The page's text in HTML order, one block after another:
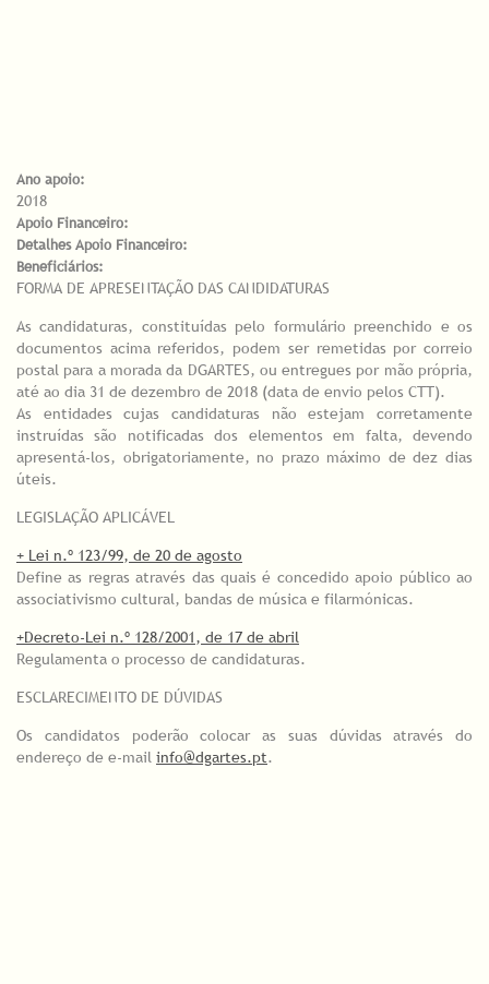
Ano apoio:
2018
Apoio Financeiro:
Detalhes Apoio Financeiro:
Beneficiários:
FORMA DE APRESENTAÇÃO DAS CANDIDATURAS
As candidaturas, constituídas pelo formulário preenchido e os
documentos acima referidos, podem ser remetidas por correio
postal para a morada da DGARTES, ou entregues por mão própria,
até ao dia 31 de dezembro de 2018 (data de envio pelos CTT).
As entidades cujas candidaturas não estejam corretamente
instruídas são notificadas dos elementos em falta, devendo
apresentá-los, obrigatoriamente, no prazo máximo de dez dias
úteis.
LEGISLAÇÃO APLICÁVEL
+ Lei n.º 123/99, de 20 de agosto
Define as regras através das quais é concedido apoio público ao
associativismo cultural, bandas de música e filarmónicas.
+Decreto-Lei n.º 128/2001, de 17 de abril
Regulamenta o processo de candidaturas.
ESCLARECIMENTO DE DÚVIDAS
Os candidatos poderão colocar as suas dúvidas através do
endereço de e-mail info@dgartes.pt.